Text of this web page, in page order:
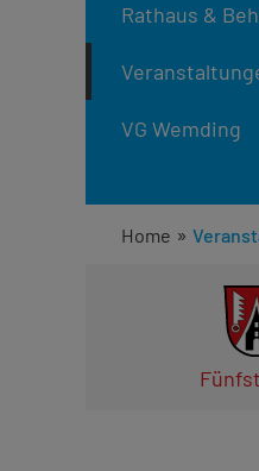
Rathaus &
VG Wemding
Home »